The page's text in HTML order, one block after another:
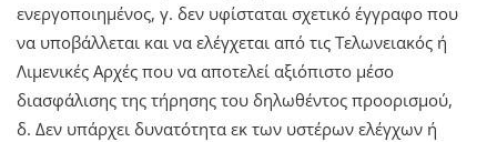
ενεργοποιημένος, γ. δεν υφίσταται σχετικό έγγραφο που
να υποβάλλεται και να ελέγχεται από τις Τελωνειακός ή
Λιμενικές Αρχές που να αποτελεί αξιόπιστο μέσο
διασφάλισης της τήρησης του δηλωθέντος προορισμού,
δ. Δεν υπάρχει δυνατότητα εκ των υστέρων ελέγχων ή